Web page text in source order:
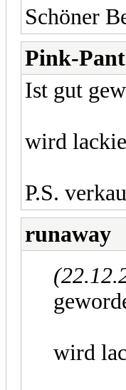
Schöner
Pink-
Ist gut
wird
P.S.
runaway
wird